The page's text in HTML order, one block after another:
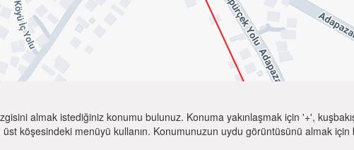
almak istediğiniz konumu bulunuz. Konuma yakınlaşmak için '+',
köşesindeki menüyü kullanın. Konumunuzun uydu görüntüsünü almak